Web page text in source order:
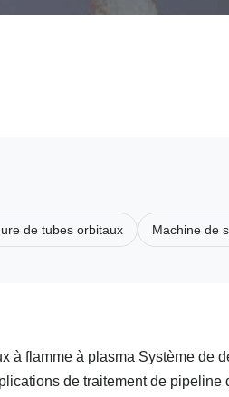
de tubes orbitaux Machine de
à flamme à plasma Système de
de traitement de